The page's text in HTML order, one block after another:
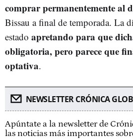
comprar permanentemente al
Bissau a final de temporada. La
estado apretando para que
obligatoria, pero parece que
optativa.
NEWSLETTER CRÓNICA
Apúntate a la newsletter de
las noticias más importantes